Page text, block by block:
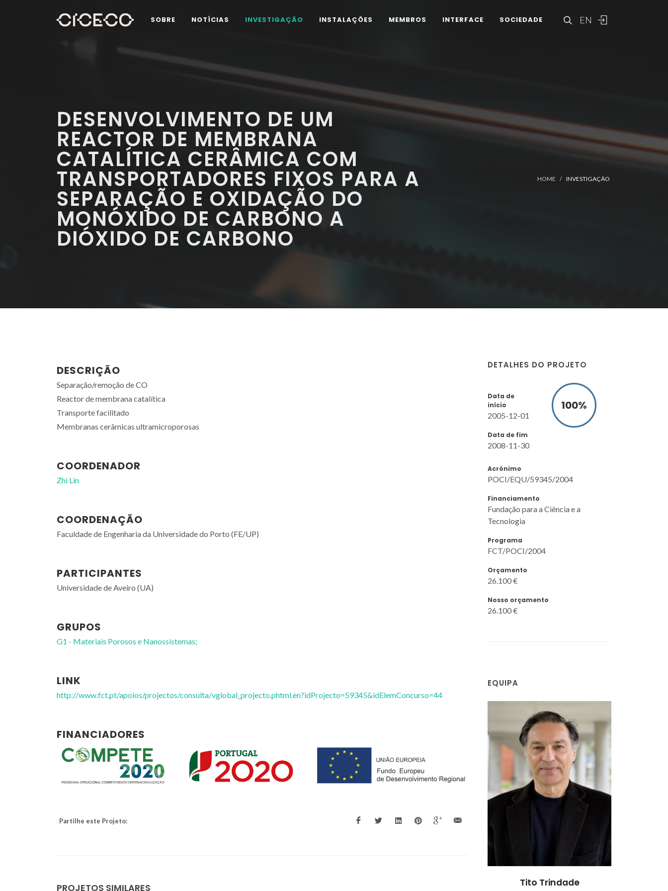
EN
SOBRE NOTÍCIAS INVESTIGAÇÃO INSTALAÇÕES MEMBROS INTERFACE SOCIEDADE
DESENVOLVIMENTO DE UM
REACTOR DE MEMBRANA
CATALÍTICA CERÂMICA COM
TRANSPORTADORES FIXOS PARA A
SEPARAÇÃO E OXIDAÇÃO DO
MONÓXIDO DE CARBONO A
DIÓXIDO DE CARBONO
HOME INVESTIGAÇÃO
DETALHES DO PROJETO
Data de
início
2005-12-01
Data de fim
2008-11-30
100%
Acrónimo
POCI/EQU/59345/2004
Financiamento
Fundação para a Ciência e a
Tecnologia
Programa
FCT/POCI/2004
Orçamento
26.100 €
Nosso orçamento
26.100 €
EQUIPA
Tito Trindade Zhi Lin
DESCRIÇÃO
Separação/remoção de CO
Reactor de membrana catalítica
Transporte facilitado
Membranas cerâmicas ultramicroporosas
COORDENADOR
Zhi Lin
COORDENAÇÃO
Faculdade de Engenharia da Universidade do Porto (FE/UP)
PARTICIPANTES
Universidade de Aveiro (UA)
GRUPOS
G1 - Materiais Porosos e Nanossistemas;
LINK
http://www.fct.pt/apoios/projectos/consulta/vglobal_projecto.phtml.en?idProjecto=59345&idElemConcurso=44
FINANCIADORES
Partilhe este Projeto:
PROJETOS SIMILARES